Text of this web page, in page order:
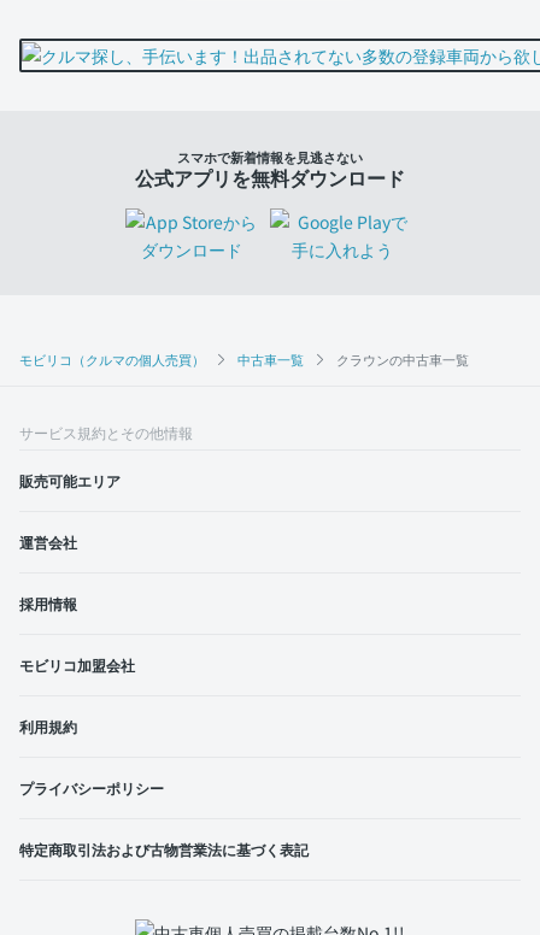
モビリコ（クルマの個人売買） 中古車一覧 クラウンの中古車一覧
スマホで新着情報を見逃さない
公式アプリを無料ダウンロード
サービス規約とその他情報
販売可能エリア
運営会社
採用情報
モビリコ加盟会社
利用規約
プライバシーポリシー
特定商取引法および古物営業法に基づく表記